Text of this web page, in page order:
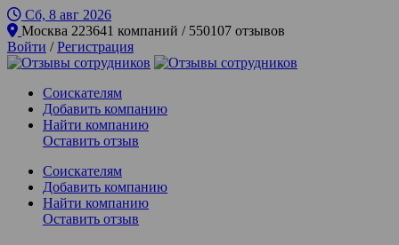
Сб, 8 авг 2026
Москва
223641 компаний / 550107 отзывов
Войти /Регистрация
Соискателям
Добавить компанию
Найти компанию
Оставить отзыв
Соискателям
Добавить компанию
Найти компанию
Оставить отзыв